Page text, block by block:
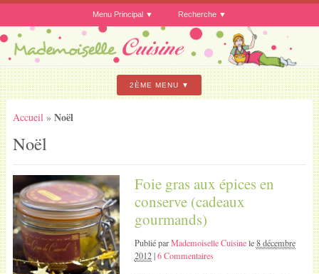
Menu Principal Recherche
2ÈME MENU
Accueil » Noël
Noël
Foie gras aux épices en
conserve (cadeaux
gourmands)
Publié parMademoiselle Cuisinele8 décembre
2012|6 Commentaires